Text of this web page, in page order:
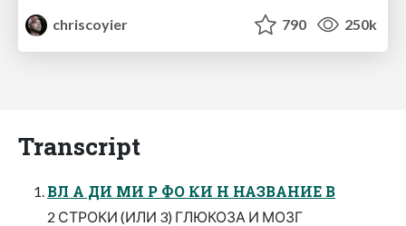
chriscoyier
790 250k
Transcript
ВЛ А ДИ МИ Р ФО КИ Н НАЗВАНИЕ В
2 СТРОКИ (ИЛИ 3) ГЛЮКОЗА И МОЗГ